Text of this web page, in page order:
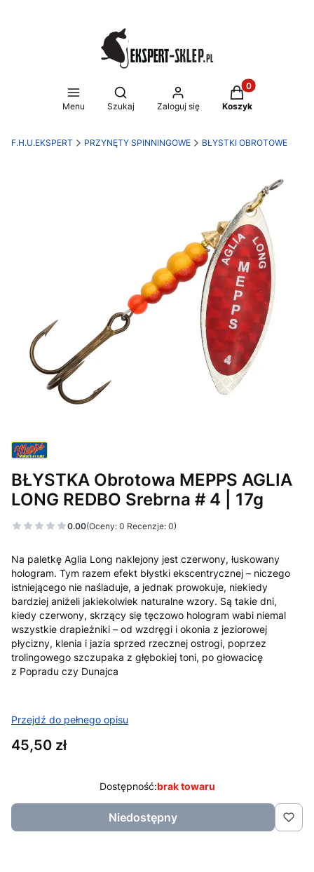
Menu
Otwórz wyszukiwarkę
Szukaj Zaloguj się
Produkty w
Koszyk
F.H.U.EKSPERT PRZYNĘTY SPINNINGOWE BŁYSTKI OBROTOWE
BŁYSTKA Obrotowa MEPPS AGLIA
LONG REDBO Srebrna # 4 | 17g
0.00(Oceny: 0 Recenzje: 0)
Na paletkę Aglia Long naklejony jest czerwony, łuskowany
hologram. Tym razem efekt błystki ekscentrycznej – niczego
istniejącego nie naśladuje, a jednak prowokuje, niekiedy
bardziej aniżeli jakiekolwiek naturalne wzory. Są takie dni,
kiedy czerwony, skrzący się tęczowo hologram wabi niemal
wszystkie drapieżniki – od wzdręgi i okonia z jeziorowej
płycizny, klenia i jazia sprzed rzecznej ostrogi, poprzez
trolingowego szczupaka z głębokiej toni, po głowacicę
z Popradu czy Dunajca
Przejdź do pełnego opisu
Cena
45,50 zł
Dostępność:brak towaru
Niedostępny